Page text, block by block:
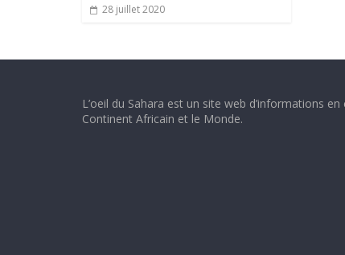
28 juillet 2020
L’oeil du Sahara est un site web d’informations
Continent Africain et le Monde.